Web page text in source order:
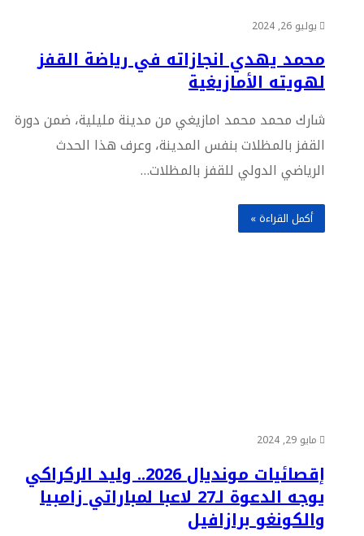
يوليو 26, 2024
محمد يهدي انجازاته في رياضة القفز
لهويته الأمازيغية
شارك محمد محمد امازيغي من مدينة مليلية، ضمن دورة
القفز بالمظلات بنفس المدينة، وعرف هذا الحدث
الرياضي الدولي للقفز بالمظلات…
أكمل القراءة »
مايو 29, 2024
إقصائيات مونديال 2026.. وليد الركراكي
يوجه الدعوة لـ27 لاعبا لمباراتي زامبيا
والكونغو برازافيل